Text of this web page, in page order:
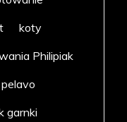
koty
Philipiak
pelavo
garnki